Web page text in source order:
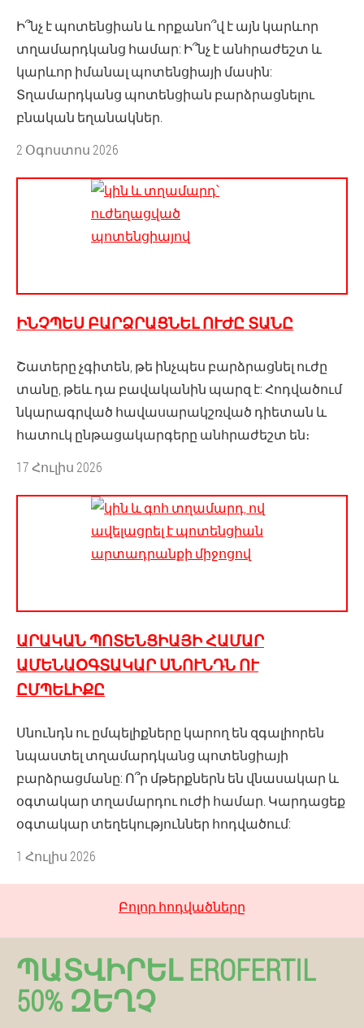
Ի՞նչ է պոտենցիան և որքանո՞վ է այն կարևոր
տղամարդկանց համար: Ի՞նչ է անհրաժեշտ և
կարևոր իմանալ պոտենցիայի մասին:
Տղամարդկանց պոտենցիան բարձրացնելու
բնական եղանակներ.
2 Օգոստոս 2026
ԻՆՉՊԵՍ ԲԱՐՁՐԱՑՆԵԼ ՈՒԺԸ ՏԱՆԸ
Շատերը չգիտեն, թե ինչպես բարձրացնել ուժը
տանը, թեև դա բավականին պարզ է: Հոդվածում
նկարագրված հավասարակշռված դիետան և
հատուկ ընթացակարգերը անհրաժեշտ են։
17 Հուլիս 2026
ԱՐԱԿԱՆ ՊՈՏԵՆՑԻԱՅԻ ՀԱՄԱՐ
ԱՄԵՆԱՕԳՏԱԿԱՐ ՍՆՈՒՆԴՆ ՈՒ
ԸՄՊԵԼԻՔԸ
Սնունդն ու ըմպելիքները կարող են զգալիորեն
նպաստել տղամարդկանց պոտենցիայի
բարձրացմանը: Ո՞ր մթերքներն են վնասակար և
օգտակար տղամարդու ուժի համար. Կարդացեք
օգտակար տեղեկություններ հոդվածում:
1 Հուլիս 2026
Բոլոր հոդվածները
ՊԱՏՎԻՐԵԼ EROFERTIL
50% ԶԵՂՉ